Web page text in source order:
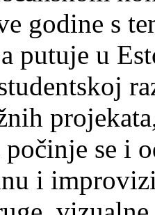
godine s
putuje u
se i
i